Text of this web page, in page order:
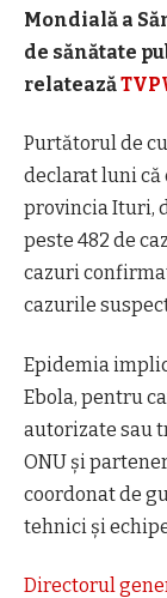
Mondială a
de sănătate
relatează
Purtătorul de
declarat luni că
provincia Ituri,
peste 482 de
cazuri
cazurile
Epidemia
Ebola, pentru
autorizate sau
ONU și
coordonat de
tehnici și
Directorul